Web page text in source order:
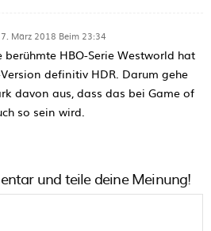
März 2018 Beim 23:34
berühmte HBO-Serie Westworld hat
definitiv HDR. Darum gehe
davon aus, dass das bei Game of
so sein wird.
und teile deine Meinung!